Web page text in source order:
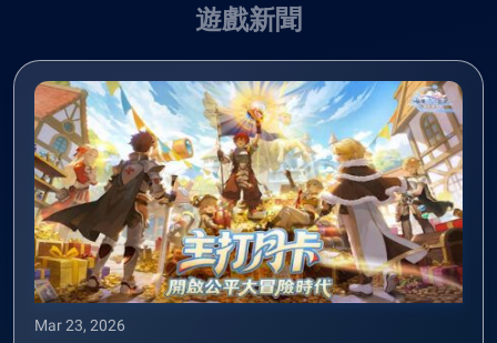
遊戲新聞
Mar 23, 2026